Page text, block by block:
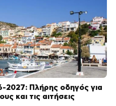
2027: Πλήρης οδηγός για
και τις αιτήσεις